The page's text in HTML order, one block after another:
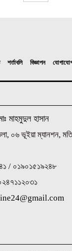
শর্তাবলি বিজ্ঞাপন
মাহমুদুল হাসান
০৬ ভূইয়া ম্যানশন,
/ ০১৯০১৫১৯২৪৮